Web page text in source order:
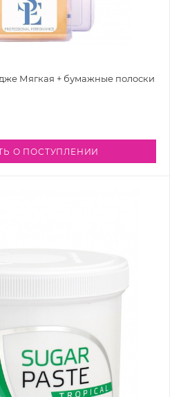
Мягкая + бумажные полоски
О ПОСТУПЛЕНИИ